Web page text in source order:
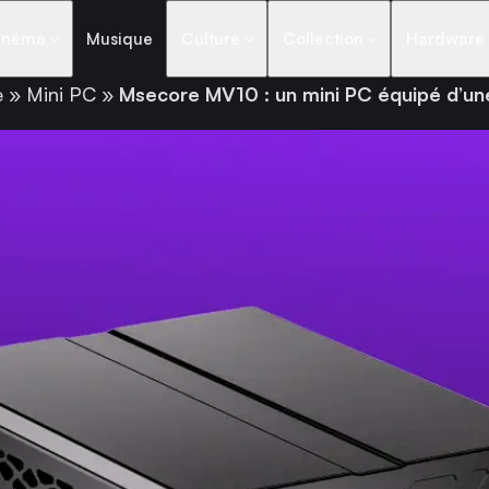
Musique
» Mini PC » Msecore MV10 : un mini PC équipé